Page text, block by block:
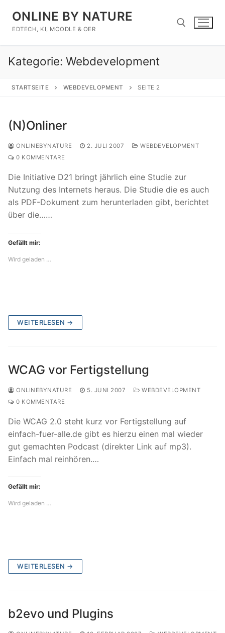
Inhalt
springen
ONLINE BY NATURE
EDTECH, KI, MOODLE & OER
Suchen nach:
Kategorie: Webdevelopment
STARTSEITE WEBDEVELOPMENT SEITE 2
(N)Onliner
ONLINEBYNATURE 2. JULI 2007
WEBDEVELOPMENT
0 KOMMENTARE
Die Initiative D21 bringt jährlich eine Studie zur
Nutzung des Internets heraus. Die Studie die es auch
als PDF-Dokument zum herunterladen gibt, berichtet
über die……
Gefällt mir:
Wird geladen …
WEITERLESEN →
WCAG vor Fertigstellung
ONLINEBYNATURE 5. JUNI 2007
WEBDEVELOPMENT
0 KOMMENTARE
Die WCAG 2.0 steht kurz vor Fertigstellung auf
einfach-fuer-alle.de gibt es hierzu einen mal wieder
gut gemachten Podcast (direkter Link auf mp3).
Einfach mal reinhören.…
Gefällt mir:
Wird geladen …
WEITERLESEN →
b2evo und Plugins